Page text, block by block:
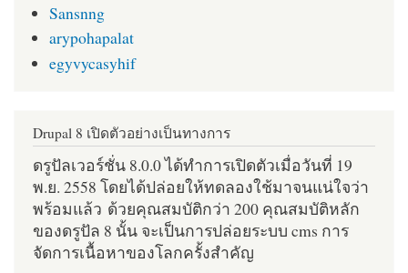
Sansnng
arypohapalat
egyvycasyhif
Drupal 8 เปิดตัวอย่างเป็นทางการ
ดรูปัลเวอร์ชั่น 8.0.0 ได้ทำการเปิดตัวเมื่อวันที่ 19
พ.ย. 2558 โดยได้ปล่อยให้ทดลองใช้มาจนแน่ใจว่า
พร้อมแล้ว ด้วยคุณสมบัติกว่า 200 คุณสมบัติหลัก
ของดรูปัล 8 นั้น จะเป็นการปล่อยระบบ cms การ
จัดการเนื้อหาของโลกครั้งสำคัญ